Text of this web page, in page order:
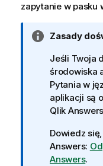
zapytanie w pasku
I
f
o
r
m
a
c
j
a
Zasady
Jeśli Twoja
środowiska
Pytania w
aplikacji są
Qlik Answers
Dowiedz
Answers:
Answers.